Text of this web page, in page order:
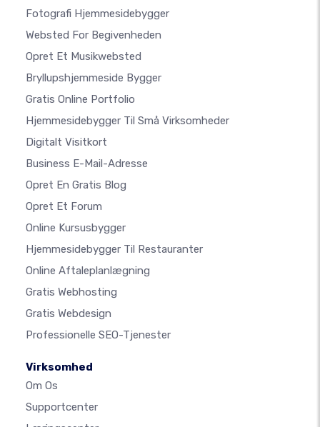
Fotografi Hjemmesidebygger
Websted For Begivenheden
Opret Et Musikwebsted
Bryllupshjemmeside Bygger
Gratis Online Portfolio
Hjemmesidebygger Til Små Virksomheder
Digitalt Visitkort
Business E-Mail-Adresse
Opret En Gratis Blog
Opret Et Forum
Online Kursusbygger
Hjemmesidebygger Til Restauranter
Online Aftaleplanlægning
Gratis Webhosting
Gratis Webdesign
Professionelle SEO-Tjenester
Virksomhed
Om Os
Supportcenter